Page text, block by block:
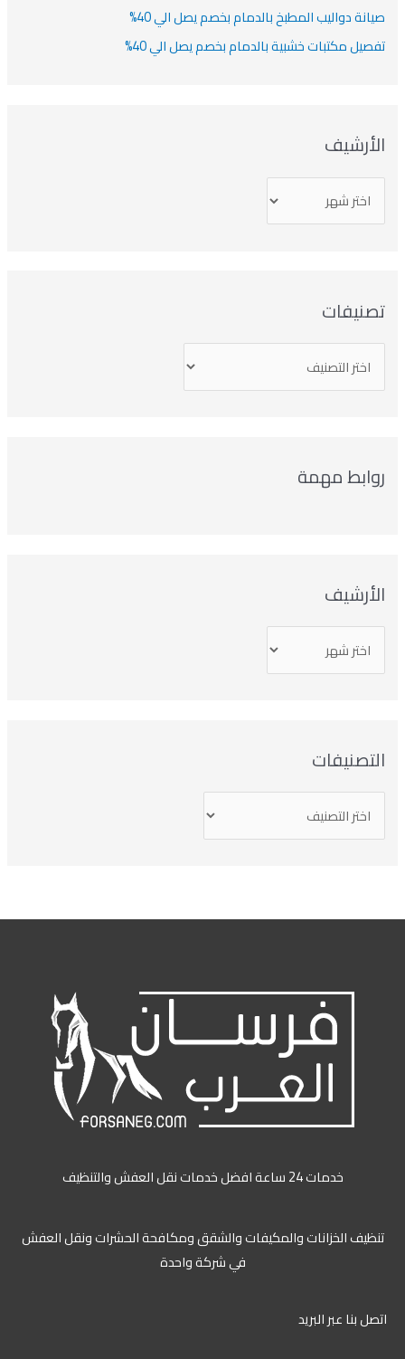
صيانة دواليب المطبخ بالدمام بخصم يصل الي 40%
تفصيل مكتبات خشبية بالدمام بخصم يصل الي 40%
الأرشيف
تصنيفات
روابط مهمة
الأرشيف
التصنيفات
خدمات 24 ساعة افضل خدمات نقل العفش والتنظيف
تنظيف الخزانات والمكيفات والشقق ومكافحة الحشرات ونقل العفش
في شركة واحدة
اتصل بنا عبر البريد